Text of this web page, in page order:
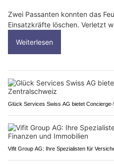
Zwei Passanten konnten das
Einsatzkräfte löschen. Verletzt
Weiterlesen
Glück Services Swiss AG bietet
Vifit Group AG: Ihre Spezialisten für